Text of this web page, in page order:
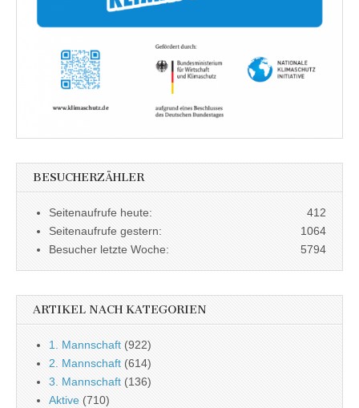
BESUCHERZÄHLER
412
Seitenaufrufe heute:
1064
Seitenaufrufe gestern:
5794
Besucher letzte Woche:
ARTIKEL NACH KATEGORIEN
1. Mannschaft (922)
2. Mannschaft (614)
3. Mannschaft (136)
Aktive (710)